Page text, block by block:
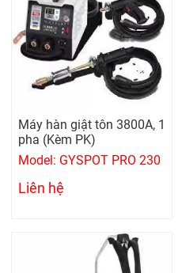
Máy hàn giật tôn 3800A, 1
pha (Kèm PK)
Model: GYSPOT PRO 230
Liên hệ